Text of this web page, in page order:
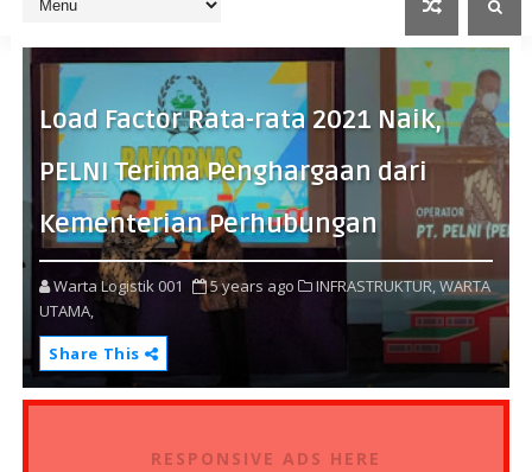
Load Factor Rata-rata 2021 Naik,
PELNI Terima Penghargaan dari
Kementerian Perhubungan
Warta Logistik 001 5 years ago INFRASTRUKTUR,WARTA
UTAMA,
Share This
RESPONSIVE ADS HERE